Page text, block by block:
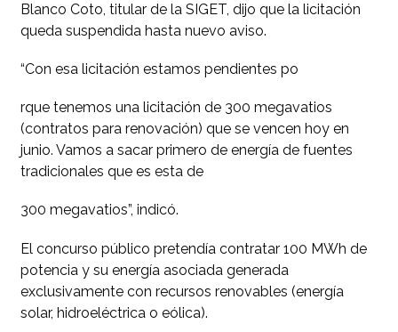
Blanco Coto, titular de la SIGET, dijo que la licitación
queda suspendida hasta nuevo aviso.
“Con esa licitación estamos pendientes po
rque tenemos una licitación de 300 megavatios
(contratos para renovación) que se vencen hoy en
junio. Vamos a sacar primero de energía de fuentes
tradicionales que es esta de
300 megavatios”, indicó.
El concurso público pretendía contratar 100 MWh de
potencia y su energía asociada generada
exclusivamente con recursos renovables (energía
solar, hidroeléctrica o eólica).